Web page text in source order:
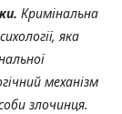
Кримінальна
яка
механізм
злочинця.